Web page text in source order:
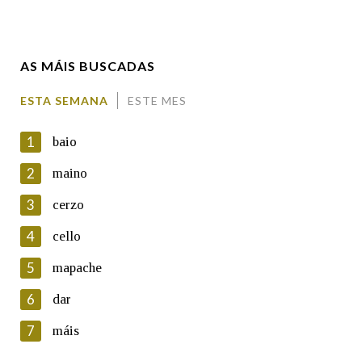
En cumprimento da normativa vixente en materia de
Protección de Datos de Carácter Persoal, a Real Academia
Galega informa a aqueles usuarios que faciliten o seu correo
electrónico, así como calquera outra información de carácter
persoal, que estes datos serán obxecto de tratamento
automatizado de carácter confidencial e incorporados aos seus
ficheiros informáticos. Así mesmo, os usuarios poderán exercer o
seu dereito de acceso, rectificación, oposición e cancelación dos
seus datos poñéndose en contacto connosco.
AS MÁIS BUSCADAS
ESTA SEMANA ESTE MES
1 baio
2 maino
3 cerzo
4 cello
5 mapache
6 dar
7 máis